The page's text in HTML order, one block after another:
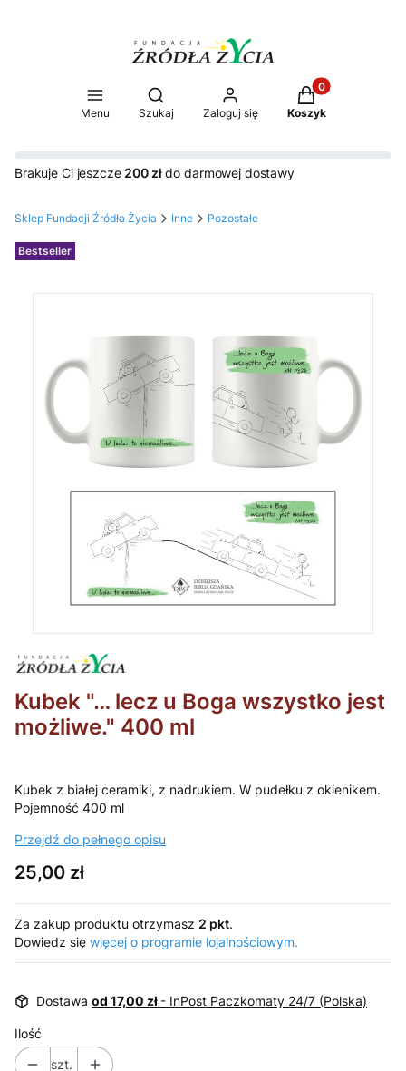
Menu
Otwórz wyszukiwarkę
Szukaj Zaloguj się
Produkty w
Koszyk
Brakuje Ci jeszcze 200 złdo darmowej dostawy
Sklep Fundacji Źródła Życia Inne Pozostałe
Etykiety
Bestseller
Kubek "… lecz u Boga wszystko jest
możliwe." 400 ml
Kubek z białej ceramiki, z nadrukiem. W pudełku z okienikem.
Pojemność 400 ml
Przejdź do pełnego opisu
Cena
25,00 zł
Za zakup produktu otrzymasz 2 pkt.
Dowiedz się więcej o programie lojalnościowym.
Dostawa od 17,00 zł - InPost Paczkomaty 24/7 (Polska)
Ilość
szt.